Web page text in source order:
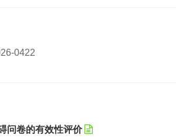
0422
问卷的有效性评价